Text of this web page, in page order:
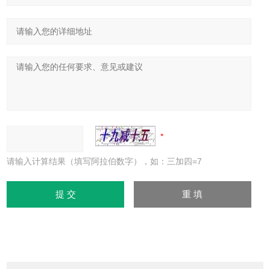
请输入计算结果（填写阿拉伯数字），如：三加四=7